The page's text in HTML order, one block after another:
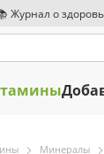
Журнал о
СМИ о нас
Минералы